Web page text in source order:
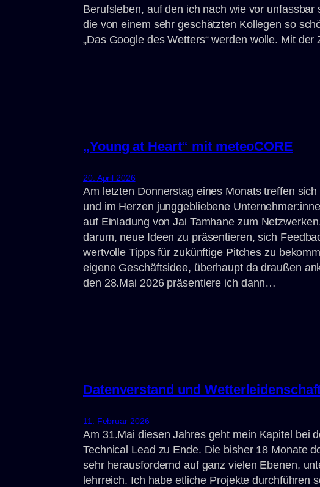
Berufsleben, auf den ich nach wie vor
die von einem sehr geschätzten Kollegen so
„Das Google des Wetters“ werden wolle. Mit
„Young at Heart“ mit meteoCORE
20. April 2026
Am letzten Donnerstag eines Monats treffen
und im Herzen junggebliebene
auf Einladung von Jai Tamhane zum
darum, neue Ideen zu präsentieren, sich
wertvolle Tipps für zukünftige Pitches zu
eigene Geschäftsidee, überhaupt da draußen
den 28.Mai 2026 präsentiere ich dann…
Datenverstand und
11. Februar 2026
Am 31.Mai diesen Jahres geht mein Kapitel bei
Technical Lead zu Ende. Die bisher 18 Monate
sehr herausfordernd auf ganz vielen Ebenen,
lehrreich. Ich habe etliche Projekte durchführen